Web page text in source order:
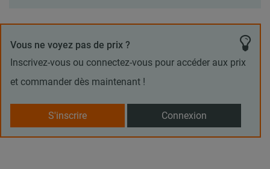
Vous ne voyez pas de prix ?
Inscrivez-vous ou connectez-vous pour accéder aux prix
et commander dès maintenant !
S'inscrire Connexion